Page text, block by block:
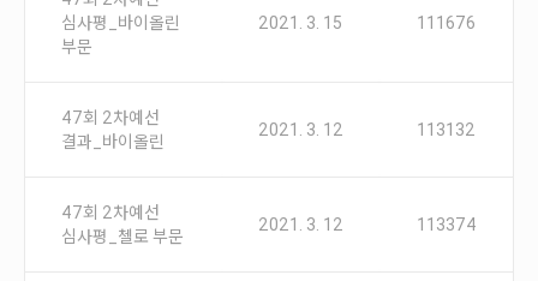
심사평_바이올린
부문
2021. 3. 15 111676
47회 2차예선
결과_바이올린
2021. 3. 12 113132
47회 2차예선
심사평_첼로 부문
2021. 3. 12 113374